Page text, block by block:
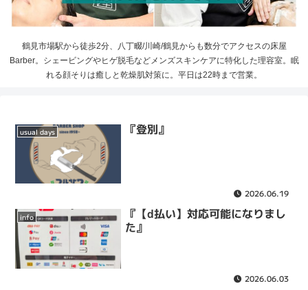
鶴見市場駅から徒歩2分、八丁畷/川崎/鶴見からも数分でアクセスの床屋
Barber。シェービングやヒゲ脱毛などメンズスキンケアに特化した理容室。眠
れる顔そりは癒しと乾燥肌対策に。平日は22時まで営業。
usual days 『登別』
2026.06.19
info
『【d払い】対応可能になりまし
た』
2026.06.03